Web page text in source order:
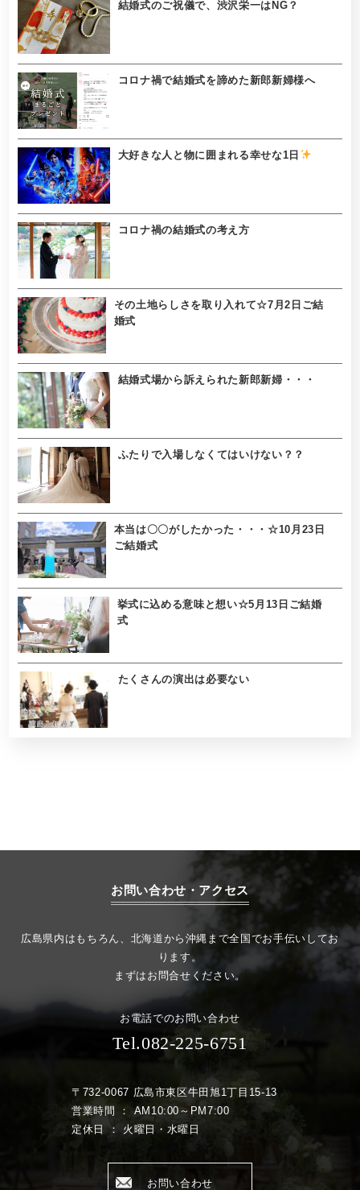
結婚式のご祝儀で、渋沢栄一はNG？
コロナ禍で結婚式を諦めた新郎新婦様へ
大好きな人と物に囲まれる幸せな1日
コロナ禍の結婚式の考え方
その土地らしさを取り入れて☆7月2日ご結
婚式
結婚式場から訴えられた新郎新婦・・・
ふたりで入場しなくてはいけない？？
本当は〇〇がしたかった・・・☆10月23日
ご結婚式
挙式に込める意味と想い☆5月13日ご結婚
式
たくさんの演出は必要ない
お問い合わせ・アクセス
広島県内はもちろん、北海道から沖縄まで全国でお手伝いしてお
ります。
まずはお問合せください。
お電話でのお問い合わせ
Tel.082-225-6751
〒732-0067 広島市東区牛田旭1丁目15-13
営業時間 ： AM10:00～PM7:00
定休日 ： 火曜日・水曜日
お問い合わせ